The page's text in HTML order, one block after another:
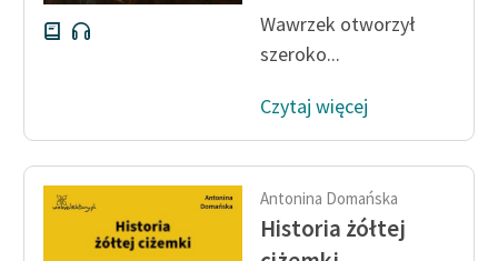
niepełnosprawnościami
feministycznej
Ręce pełne poezji
Kolekcje edukacyjne
twórców przechodzących
Wawrzek otworzył
szeroko...
Czytaj więcej
Antonina Domańska
Historia żółtej